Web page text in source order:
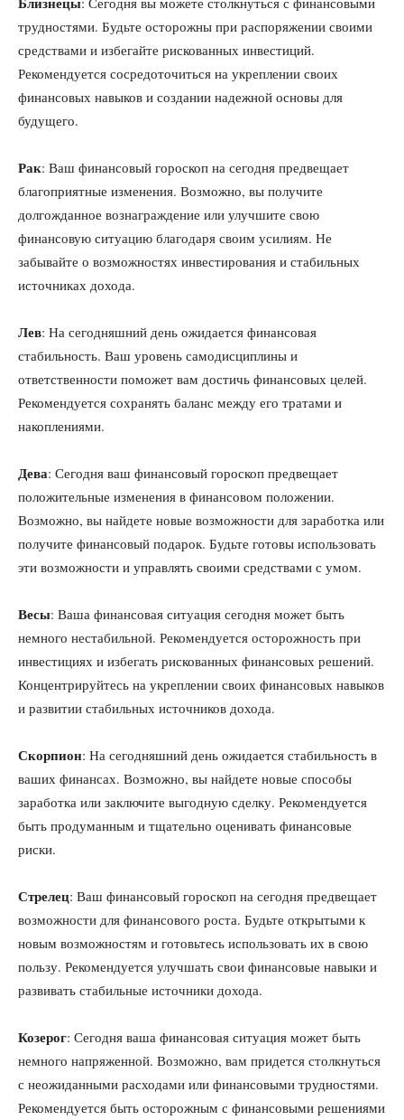
трудностями. Будьте осторожны при распоряжении своими
средствами и избегайте рискованных инвестиций.
Рекомендуется сосредоточиться на укреплении своих
финансовых навыков и создании надежной основы для
будущего.
Рак: Ваш финансовый гороскоп на сегодня предвещает
благоприятные изменения. Возможно, вы получите
долгожданное вознаграждение или улучшите свою
финансовую ситуацию благодаря своим усилиям. Не
забывайте о возможностях инвестирования и стабильных
источниках дохода.
Лев: На сегодняшний день ожидается финансовая
стабильность. Ваш уровень самодисциплины и
ответственности поможет вам достичь финансовых целей.
Рекомендуется сохранять баланс между его тратами и
накоплениями.
Дева: Сегодня ваш финансовый гороскоп предвещает
положительные изменения в финансовом положении.
Возможно, вы найдете новые возможности для заработка или
получите финансовый подарок. Будьте готовы использовать
эти возможности и управлять своими средствами с умом.
Весы: Ваша финансовая ситуация сегодня может быть
немного нестабильной. Рекомендуется осторожность при
инвестициях и избегать рискованных финансовых решений.
Концентрируйтесь на укреплении своих финансовых навыков
и развитии стабильных источников дохода.
Скорпион: На сегодняшний день ожидается стабильность в
ваших финансах. Возможно, вы найдете новые способы
заработка или заключите выгодную сделку. Рекомендуется
быть продуманным и тщательно оценивать финансовые
риски.
Стрелец: Ваш финансовый гороскоп на сегодня предвещает
возможности для финансового роста. Будьте открытыми к
новым возможностям и готовьтесь использовать их в свою
пользу. Рекомендуется улучшать свои финансовые навыки и
развивать стабильные источники дохода.
Козерог: Сегодня ваша финансовая ситуация может быть
немного напряженной. Возможно, вам придется столкнуться
с неожиданными расходами или финансовыми трудностями.
Рекомендуется быть осторожным с финансовыми решениями